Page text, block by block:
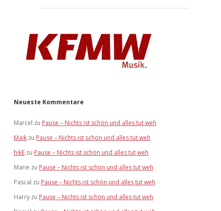
Neueste Kommentare
Marcel zu Pause – Nichts ist schön und alles tut weh
Maik zu Pause – Nichts ist schön und alles tut weh
hikE zu Pause – Nichts ist schön und alles tut weh
Marie zu Pause – Nichts ist schön und alles tut weh
Pascal zu Pause – Nichts ist schön und alles tut weh
Harry zu Pause – Nichts ist schön und alles tut weh